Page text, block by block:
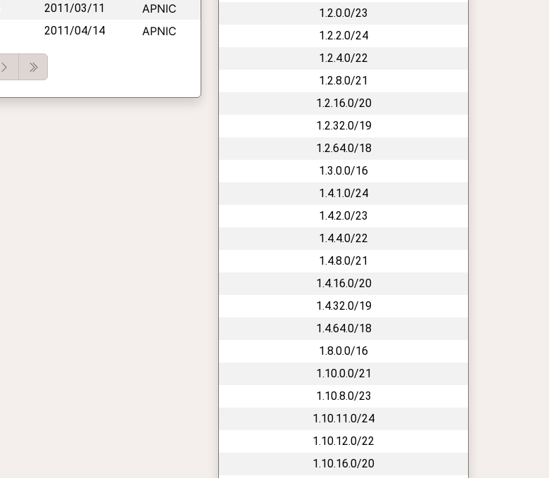
2011/03/11 APNIC
2011/04/14 APNIC
Next
1.2.0.0/23
1.2.2.0/24
1.2.4.0/22
1.2.8.0/21
1.2.16.0/20
1.2.32.0/19
1.2.64.0/18
1.3.0.0/16
1.4.1.0/24
1.4.2.0/23
1.4.4.0/22
1.4.8.0/21
1.4.16.0/20
1.4.32.0/19
1.4.64.0/18
1.8.0.0/16
1.10.0.0/21
1.10.8.0/23
1.10.11.0/24
1.10.12.0/22
1.10.16.0/20